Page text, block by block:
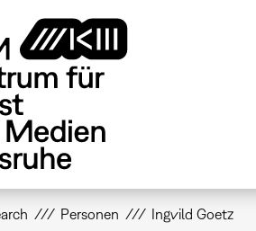
Personen Ingvild Goetz